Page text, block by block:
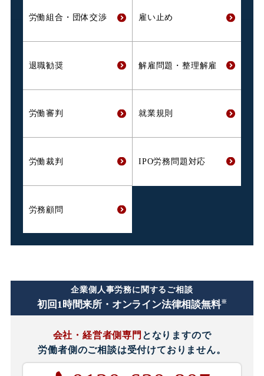
労働組合・ 団体交渉 雇い止め
退職勧奨 解雇問題・ 整理解雇
労働審判 就業規則
労働裁判 IPO労務問題対応
労務顧問
企業側人事労務に関するご相談
初回1時間来所・オンライン法律相談無料※
会社・経営者側専門 となりますので
労働者側のご相談は受付けておりません。